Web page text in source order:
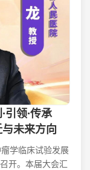
引领·传承
未来方向
学临床试验发展
开。本届大会汇